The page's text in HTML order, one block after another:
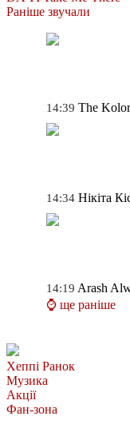
Раніше звучали
14:39 The
14:34 Нікіта
14:19 Arash
⌚ ще раніше
Хеппі Ранок
Музика
Акції
Фан-зона